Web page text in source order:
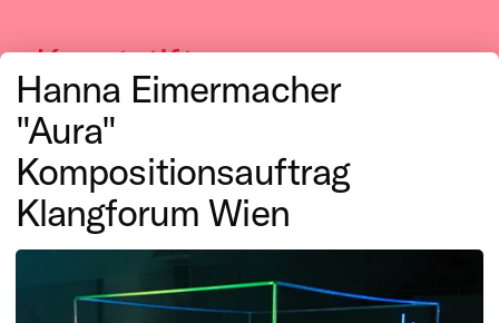
Kunststiftung
NRW
Hanna Eimermacher
"Aura"
Kompositionsauftrag
Klangforum Wien
Musik